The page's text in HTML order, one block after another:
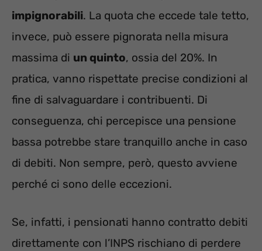
impignorabili. La quota che eccede tale tetto,
invece, può essere pignorata nella misura
massima di un quinto, ossia del 20%. In
pratica, vanno rispettate precise condizioni al
fine di salvaguardare i contribuenti. Di
conseguenza, chi percepisce una pensione
bassa potrebbe stare tranquillo anche in caso
di debiti. Non sempre, però, questo avviene
perché ci sono delle eccezioni.
Se, infatti, i pensionati hanno contratto debiti
direttamente con l’INPS rischiano di perdere